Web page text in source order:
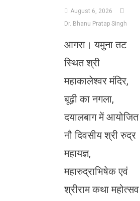
August 6, 2026
Dr. Bhanu Pratap Singh
आगरा। यमुना तट
स्थित श्री
महाकालेश्वर मंदिर,
बूढ़ी का नगला,
दयालबाग में आयोजित
नौ दिवसीय श्री रुद्र
महायज्ञ,
महारुद्राभिषेक एवं
श्रीराम कथा महोत्सव